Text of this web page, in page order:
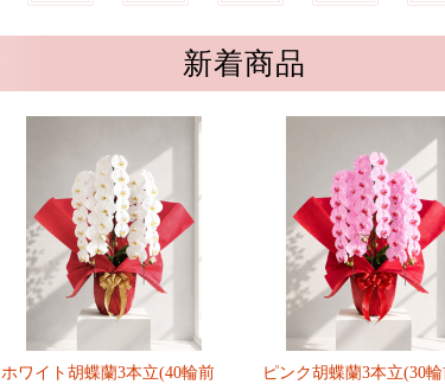
新着商品
ホワイト胡蝶蘭3本立(40輪前
ピンク胡蝶蘭3本立(30